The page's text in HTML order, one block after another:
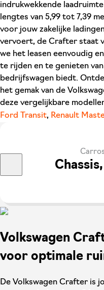
indrukwekkende
lengtes van 5,99 tot 7,39
voor jouw zakelijke
vervoert, de Crafter staat
we het leasen eenvoudig
te rijden en te genieten
bedrijfswagen biedt.
het gemak van de
deze vergelijkbare
Ford Transit, Renault
Volkswagen
voor optimale
De Volkswagen Crafter is